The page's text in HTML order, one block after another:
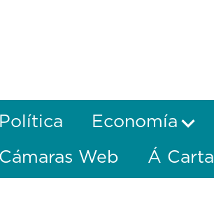
Política Economía
Cámaras Web
Á Carta